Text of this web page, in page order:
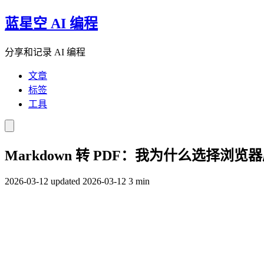
蓝星空 AI 编程
分享和记录 AI 编程
文章
标签
工具
Markdown 转 PDF：我为什么选择浏览
2026-03-12 updated 2026-03-12 3 min